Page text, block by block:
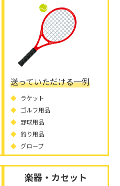
送っていただける一例
ラケット
ゴルフ用品
野球用品
釣り用品
グローブ
楽器・カセット